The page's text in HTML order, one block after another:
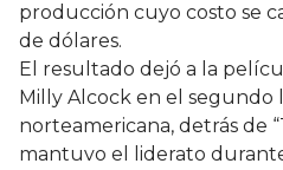
producción cuyo costo se
de dólares.
El resultado dejó a la
Milly Alcock en el
norteamericana, detrás de
mantuvo el liderato